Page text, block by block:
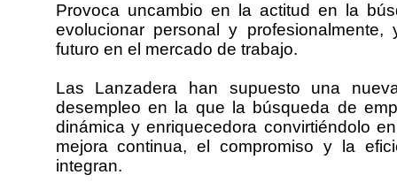
Provoca uncambio en la actitud en la
evolucionar personal y
futuro en el mercado de trabajo.
Las Lanzadera han supuesto una
desempleo en la que la búsqueda de
dinámica y enriquecedora convirtiéndolo
mejora continua, el compromiso y la
integran.